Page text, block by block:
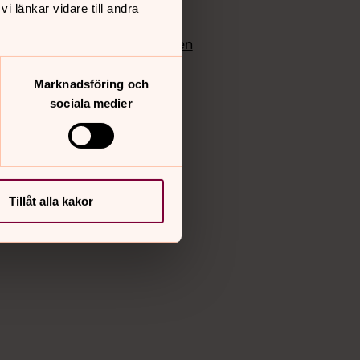
länkar vidare till andra
Marknadsföring och
sociala medier
Tillåt alla kakor
Instagram
Bloggportalen